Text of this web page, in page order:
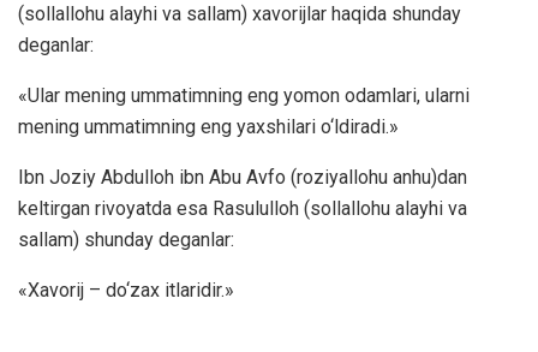
(sollallohu alayhi va sallam) xavorijlar haqida shunday
deganlar:
«Ular mening ummatimning eng yomon odamlari, ularni
mening ummatimning eng yaxshilari o‘ldiradi.»
Ibn Joziy Abdulloh ibn Abu Avfo (roziyallohu anhu)dan
keltirgan rivoyatda esa Rasululloh (sollallohu alayhi va
sallam) shunday deganlar:
«Xavorij – do‘zax itlaridir.»